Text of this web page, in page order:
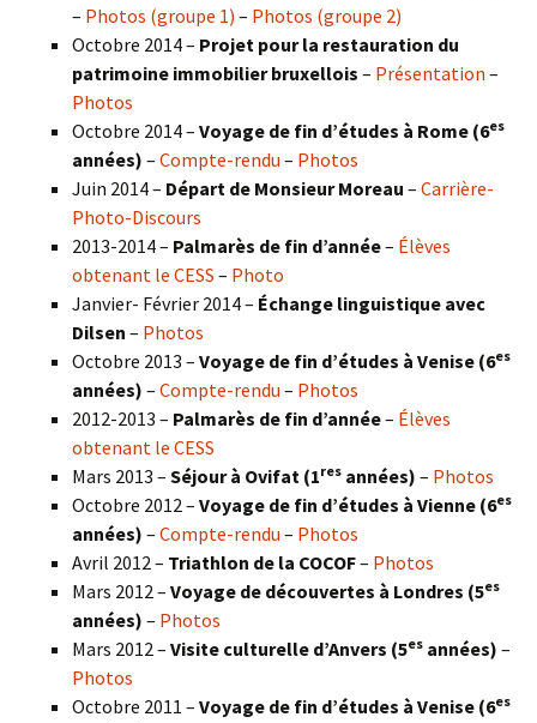
– Photos (groupe 1) – Photos (groupe 2)
Octobre 2014 – Projet pour la restauration du
patrimoine immobilier bruxellois – Présentation –
Photos
Octobre 2014 – Voyage de fin d’études à Rome (6es
années) – Compte-rendu – Photos
Juin 2014 – Départ de Monsieur Moreau – Carrière-
Photo-Discours
2013-2014 – Palmarès de fin d’année– Élèves
obtenant le CESS – Photo
Janvier- Février 2014 – Échange linguistique avec
Dilsen – Photos
Octobre 2013 – Voyage de fin d’études à Venise (6es
années) – Compte-rendu – Photos
2012-2013 – Palmarès de fin d’année– Élèves
obtenant le CESS
Mars 2013 – Séjour à Ovifat (1res années) – Photos
Octobre 2012 – Voyage de fin d’études à Vienne (6es
années) – Compte-rendu – Photos
Avril 2012 – Triathlon de la COCOF– Photos
Mars 2012 – Voyage de découvertes à Londres (5es
années) – Photos
Mars 2012 – Visite culturelle d’Anvers (5es années) –
Photos
Octobre 2011 – Voyage de fin d’études à Venise (6es